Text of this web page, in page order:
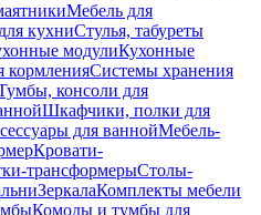
Мебель для
кухниСтулья, табуреты
модулиКухонные
кормленияСистемы хранения
консоли для
Шкафчики, полки для
для ваннойМебель-
Кровати-
трансформерыСтолы-
ЗеркалаКомплекты мебели
Комоды и тумбы для